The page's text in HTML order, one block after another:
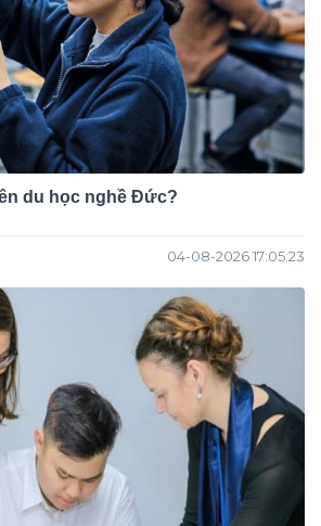
du học nghề Đức?
04-08-2026 17:05:23